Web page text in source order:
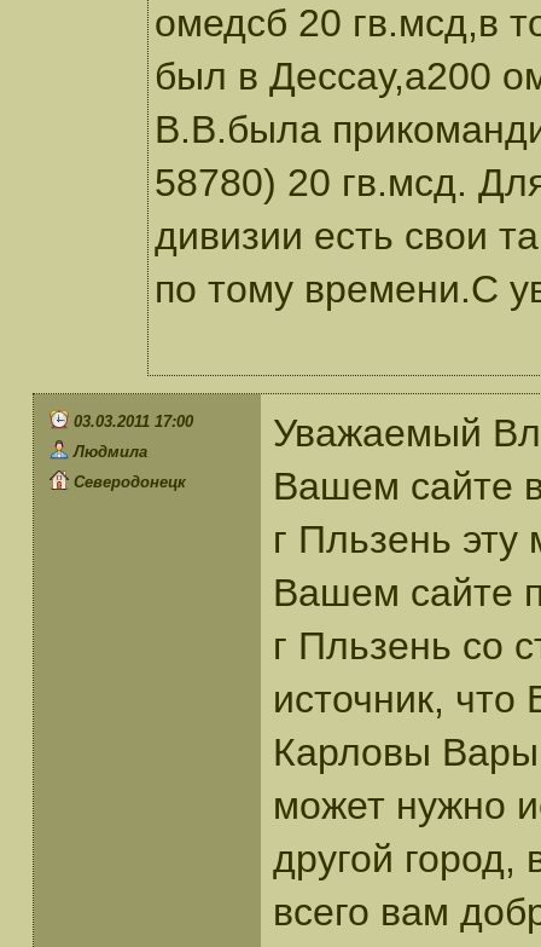
омедсб 20 гв.мсд,в
был в Дессау,а200
В.В.была
58780) 20 гв.мсд.
дивизии есть свои
по тому времени.С
03.03.2011 17:00
Людмила
Северодонецк
Уважаемый
Вашем сайте
г Пльзень эту
Вашем сайте
г Пльзень со
источник,
Карловы
может нужно
другой
всего вам